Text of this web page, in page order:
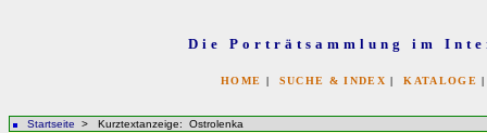
Die Porträtsammlung im
HOME | SUCHE & INDEX |KATALOGE
Startseite > Kurztextanzeige: Ostrolenka